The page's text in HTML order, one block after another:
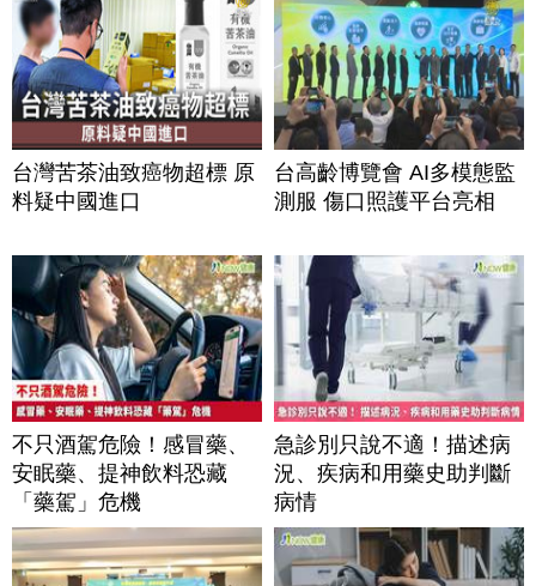
台灣苦茶油致癌物超標 原
料疑中國進口
台高齡博覽會 AI多模態監
測服 傷口照護平台亮相
不只酒駕危險！感冒藥、
安眠藥、提神飲料恐藏
「藥駕」危機
急診別只說不適！描述病
況、疾病和用藥史助判斷
病情